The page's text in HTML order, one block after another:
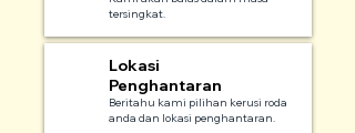
tersingkat.
Lokasi
Penghantaran
Beritahu kami pilihan kerusi roda
anda dan lokasi penghantaran.